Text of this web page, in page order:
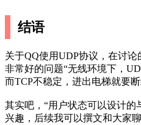
结语
关于QQ使用UDP协议，在讨
非常好的问题“无线环境下，
而TCP不稳定，进出电梯就要断
其实吧，“用户状态可以设计的
兴趣，后续我可以撰文和大家